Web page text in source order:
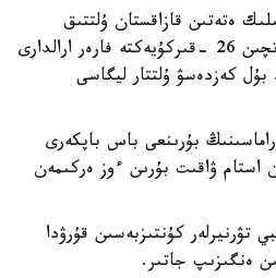
ەتەتىن قازاقستان ۇلتتىق
قۇراماسى العاشقى رەسمي ماتچىن 26 -قىركۇيەكتە فارەر ارالدارى
كەزدەسۋ ۇلتتار ليگاسى
بۇرىنعى باس باپكەرى
استام ۋاقىت بۇرىن ءوز ەركىمەن
كۇنتىزبەسىن قۇرۋدا
ەنگىزىپ جاتىر.